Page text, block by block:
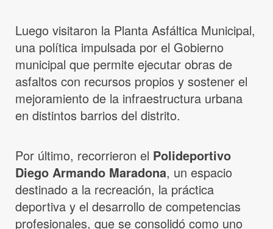
Luego visitaron la Planta Asfáltica Municipal,
una política impulsada por el Gobierno
municipal que permite ejecutar obras de
asfaltos con recursos propios y sostener el
mejoramiento de la infraestructura urbana
en distintos barrios del distrito.
Por último, recorrieron el Polideportivo
Diego Armando Maradona, un espacio
destinado a la recreación, la práctica
deportiva y el desarrollo de competencias
profesionales, que se consolidó como uno